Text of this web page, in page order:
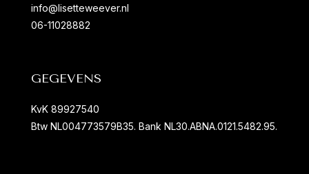
info@lisetteweever.nl
06-11028882
GEGEVENS
KvK 89927540
Btw NL004773579B35. Bank NL30.ABNA.0121.5482.95.